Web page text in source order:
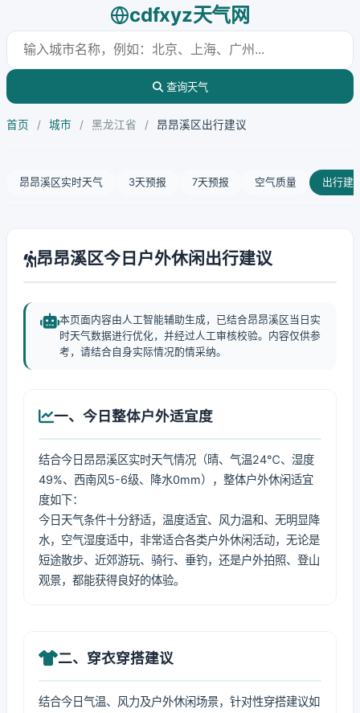
cdfxyz天气网
查询天气
首页 / 城市 / 黑龙江省 / 昂昂溪区出行建议
昂昂溪区实时天气 3天预报 7天预报 空气质量 出行建
昂昂溪区今日户外休闲出行建议
本页面内容由人工智能辅助生成，已结合昂昂溪区当日实
时天气数据进行优化，并经过人工审核校验。内容仅供参
考，请结合自身实际情况酌情采纳。
一、今日整体户外适宜度
结合今日昂昂溪区实时天气情况（晴、气温24℃、湿度
49%、西南风5-6级、降水0mm），整体户外休闲适宜
度如下：
今日天气条件十分舒适，温度适宜、风力温和、无明显降
水，空气湿度适中，非常适合各类户外休闲活动，无论是
短途散步、近郊游玩、骑行、垂钓，还是户外拍照、登山
观景，都能获得良好的体验。
二、穿衣穿搭建议
结合今日气温、风力及户外休闲场景，针对性穿搭建议如